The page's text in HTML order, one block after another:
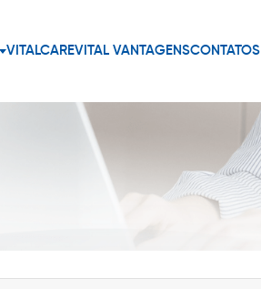
VITALCAREVITAL VANTAGENSCONTATOS